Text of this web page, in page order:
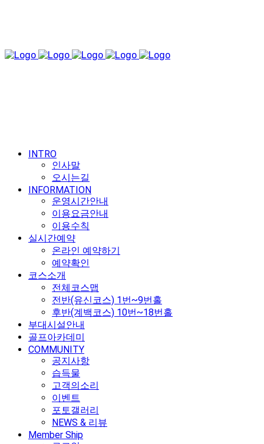
INTRO
인사말
오시는길
INFORMATION
운영시간안내
이용요금안내
이용수칙
실시간예약
온라인 예약하기
예약확인
코스소개
전체코스맵
전반(유신코스) 1번~9번홀
후반(계백코스) 10번~18번홀
부대시설안내
골프아카데미
COMMUNITY
공지사항
습득물
고객의소리
이벤트
포토갤러리
NEWS & 리뷰
Member Ship